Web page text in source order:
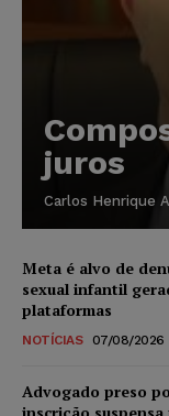
juros
Carlos Henrique
Meta é alvo de
sexual infantil
plataformas
NOTÍCIAS 07/08/2026
Advogado preso